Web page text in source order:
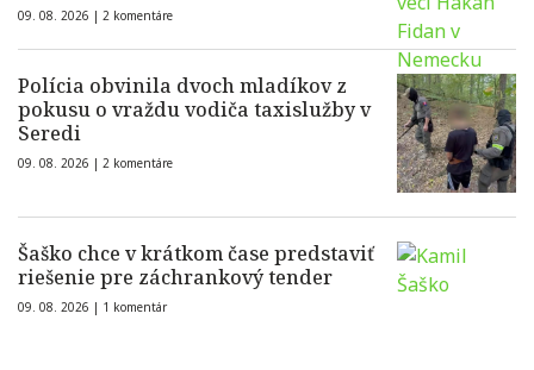
09. 08. 2026 | 2 komentáre
Polícia obvinila dvoch mladíkov z
pokusu o vraždu vodiča taxislužby v
Seredi
09. 08. 2026 | 2 komentáre
Šaško chce v krátkom čase predstaviť
riešenie pre záchrankový tender
09. 08. 2026 | 1 komentár